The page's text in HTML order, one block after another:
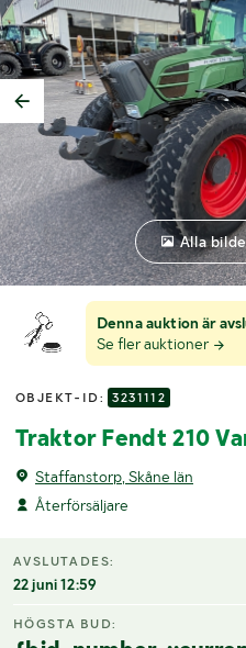
Denna auktion är
Se fler auktioner
OBJEKT-ID: 3231112
Traktor Fendt 210
Staffanstorp, Skåne län
Återförsäljare
Alla
AVSLUTADES:
22 juni 12:59
HÖGSTA BUD: